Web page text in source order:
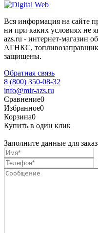
Вся информация на сайте
ни при каких условиях не
azs.ru - интернет-магазин
АГНКС,
защищены.
Обратная связь
8 (800) 350-08-32
info@mir-azs.ru
Сравнение0
Избранное0
Корзина0
Купить в один клик
Заполните данные для